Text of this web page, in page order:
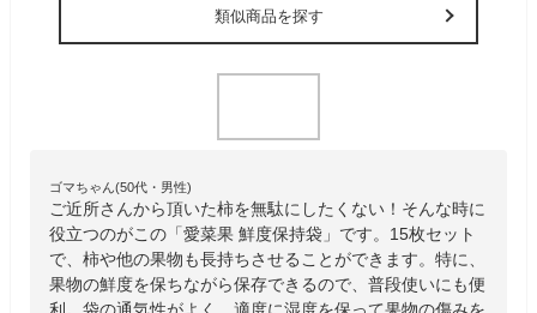
類似商品を探す
ゴマちゃん(50代・男性)
ご近所さんから頂いた柿を無駄にしたくない！そんな時に
役立つのがこの「愛菜果 鮮度保持袋」です。15枚セット
で、柿や他の果物も長持ちさせることができます。特に、
果物の鮮度を保ちながら保存できるので、普段使いにも便